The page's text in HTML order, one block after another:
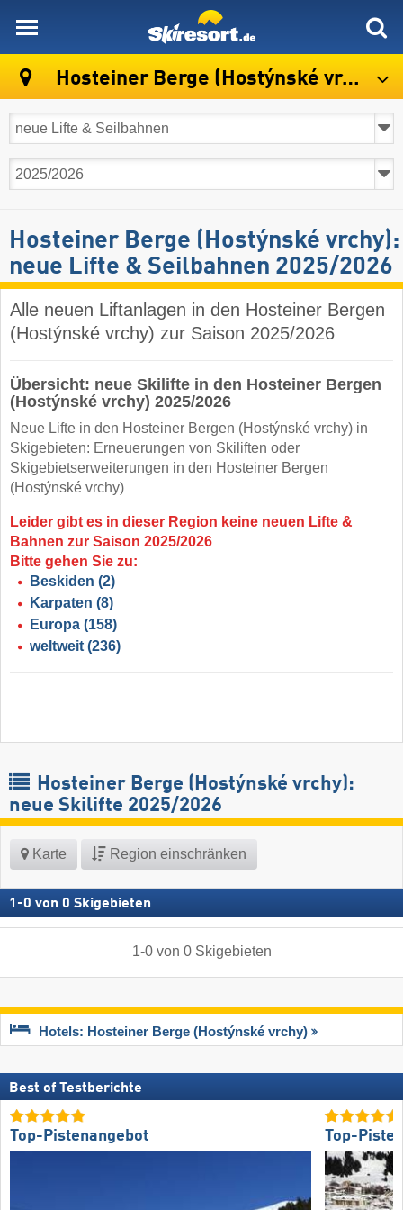
Hosteiner Berge (Hostýnské vrchy)
Hosteiner Berge (Hostýnské vrchy):
neue Lifte & Seilbahnen 2025/2026
Alle neuen Liftanlagen in den Hosteiner Bergen
(Hostýnské vrchy) zur Saison 2025/2026
Übersicht: neue Skilifte in den Hosteiner Bergen
(Hostýnské vrchy) 2025/2026
Neue Lifte in den Hosteiner Bergen (Hostýnské vrchy) in
Skigebieten: Erneuerungen von Skiliften oder
Skigebietserweiterungen in den Hosteiner Bergen
(Hostýnské vrchy)
Leider gibt es in dieser Region keine neuen Lifte &
Bahnen zur Saison 2025/2026
Bitte gehen Sie zu:
Beskiden (2)
Karpaten (8)
Europa (158)
weltweit (236)
Hosteiner Berge (Hostýnské vrchy):
neue Skilifte 2025/2026
Karte Region einschränken
1 -0 von 0 Skigebieten
1-0von 0 Skigebieten
Hotels: Hosteiner Berge (Hostýnské vrchy)
Best of Testberichte
Top-Pistenangebot Top-